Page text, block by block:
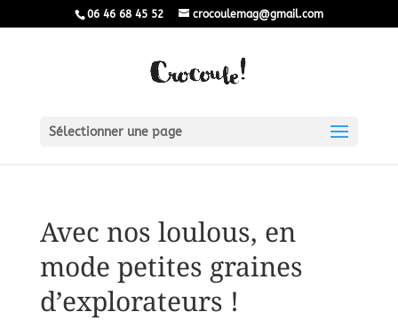
06 46 68 45 52 crocoulemag@gmail.com
Sélectionner une page
Avec nos loulous, en
mode petites graines
d’explorateurs !